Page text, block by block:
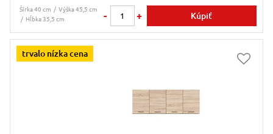
Šírka 40 cm
Výška 45,5 cm
Hĺbka 35,5 cm
- + Kúpiť
trvalo nízka cena